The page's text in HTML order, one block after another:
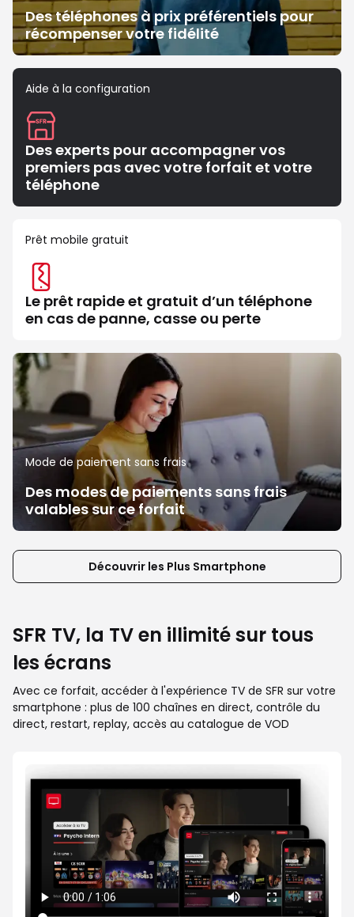
Des téléphones à prix préférentiels pour
récompenser votre fidélité
Aide à la configuration
Des experts pour accompagner vos
premiers pas avec votre forfait et votre
téléphone
Prêt mobile gratuit
Le prêt rapide et gratuit d’un téléphone
en cas de panne, casse ou perte
Mode de paiement sans frais
Des modes de paiements sans frais
valables sur ce forfait
Découvrir les Plus Smartphone
SFR TV, la TV en illimité sur tous
les écrans
Avec ce forfait, accéder à l'expérience TV de SFR sur votre
smartphone : plus de 100 chaînes en direct, contrôle du
direct, restart, replay, accès au catalogue de VOD